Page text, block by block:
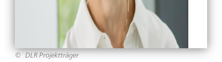
DLR Projektträger